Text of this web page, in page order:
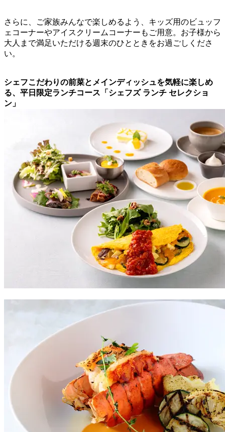
さらに、ご家族みんなで楽しめるよう、キッズ用のビュッフ
ェコーナーやアイスクリームコーナーもご用意。お子様から
大人まで満足いただける週末のひとときをお過ごしくださ
い。
シェフこだわりの前菜とメインディッシュを気軽に楽しめ
る、平日限定ランチコース「シェフズ ランチ セレクショ
ン」